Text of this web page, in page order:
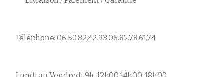
Téléphone: 06.50.82.42.93 06.82.78.61.74